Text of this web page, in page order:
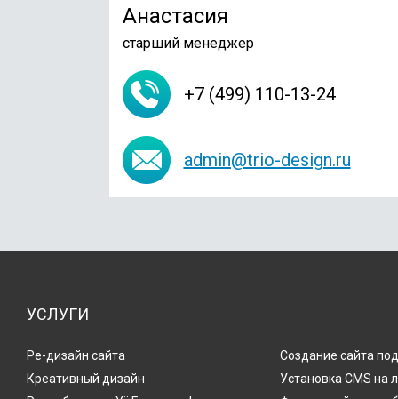
Анастасия
старший менеджер
+7 (499) 110-13-24
admin@trio-design.ru
УСЛУГИ
Ре-дизайн сайта
Создание сайта
Креативный дизайн
Установка CMS на